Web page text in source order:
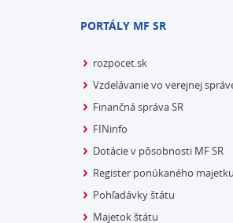
PORTÁLY MF SR
rozpocet.sk
Vzdelávanie vo verejnej
Finančná správa SR
FINinfo
Dotácie v pôsobnosti MF SR
Register ponúkaného
Pohľadávky štátu
Majetok štátu